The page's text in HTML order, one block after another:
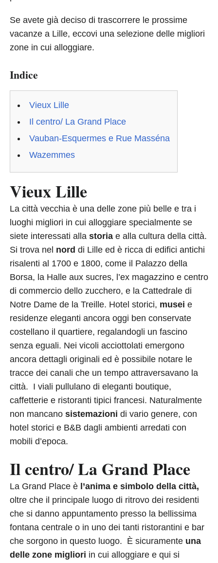
Se avete già deciso di trascorrere le prossime
vacanze a Lille, eccovi una selezione delle migliori
zone in cui alloggiare.
Indice
Vieux Lille
Il centro/ La Grand Place
Vauban-Esquermes e Rue Masséna
Wazemmes
Vieux Lille
La città vecchia è una delle zone più belle e tra i
luoghi migliori in cui alloggiare specialmente se
siete interessati alla storia e alla cultura della città.
Si trova nel nord di Lille ed è ricca di edifici antichi
risalenti al 1700 e 1800, come il Palazzo della
Borsa, la Halle aux sucres, l’ex magazzino e centro
di commercio dello zucchero, e la Cattedrale di
Notre Dame de la Treille. Hotel storici, musei e
residenze eleganti ancora oggi ben conservate
costellano il quartiere, regalandogli un fascino
senza eguali. Nei vicoli acciottolati emergono
ancora dettagli originali ed è possibile notare le
tracce dei canali che un tempo attraversavano la
città. I viali pullulano di eleganti boutique,
caffetterie e ristoranti tipici francesi. Naturalmente
non mancano sistemazioni di vario genere, con
hotel storici e B&B dagli ambienti arredati con
mobili d’epoca.
Il centro/ La Grand Place
La Grand Place è l’anima e simbolo della città,
oltre che il principale luogo di ritrovo dei residenti
che si danno appuntamento presso la bellissima
fontana centrale o in uno dei tanti ristorantini e bar
che sorgono in questo luogo. È sicuramente una
delle zone migliori in cui alloggiare e qui si